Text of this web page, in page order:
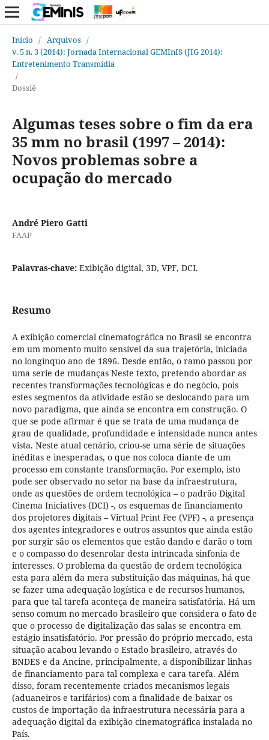
Início / Arquivos /
v. 5 n. 3 (2014): Jornada Internacional GEMInIS (JIG 2014):
Entretenimento Transmídia
/
Dossiê
Algumas teses sobre o fim da era
35 mm no brasil (1997 – 2014):
Novos problemas sobre a
ocupação do mercado
André Piero Gatti
FAAP
Palavras-chave: Exibição digital, 3D, VPF, DCI.
Resumo
A exibição comercial cinematográfica no Brasil se encontra
em um momento muito sensível da sua trajetória, iniciada
no longínquo ano de 1896. Desde então, o ramo passou por
uma serie de mudanças Neste texto, pretendo abordar as
recentes transformações tecnológicas e do negócio, pois
estes segmentos da atividade estão se deslocando para um
novo paradigma, que ainda se encontra em construção. O
que se pode afirmar é que se trata de uma mudança de
grau de qualidade, profundidade e intensidade nunca antes
vista. Neste atual cenário, criou-se uma série de situações
inéditas e inesperadas, o que nos coloca diante de um
processo em constante transformação. Por exemplo, isto
pode ser observado no setor na base da infraestrutura,
onde as questões de ordem tecnológica – o padrão Digital
Cinema Iniciatives (DCI) -, os esquemas de financiamento
dos projetores digitais – Virtual Print Fee (VPF) -, a presença
dos agentes integradores e outros assuntos que ainda estão
por surgir são os elementos que estão dando e darão o tom
e o compasso do desenrolar desta intrincada sinfonia de
interesses. O problema da questão de ordem tecnológica
esta para além da mera substituição das máquinas, há que
se fazer uma adequação logística e de recursos humanos,
para que tal tarefa aconteça de maneira satisfatória. Há um
senso comum no mercado brasileiro que considera o fato de
que o processo de digitalização das salas se encontra em
estágio insatisfatório. Por pressão do próprio mercado, esta
situação acabou levando o Estado brasileiro, através do
BNDES e da Ancine, principalmente, a disponibilizar linhas
de financiamento para tal complexa e cara tarefa. Além
disso, foram recentemente criados mecanismos legais
(aduaneiros e tarifários) com a finalidade de baixar os
custos de importação da infraestrutura necessária para a
adequação digital da exibição cinematográfica instalada no
País.